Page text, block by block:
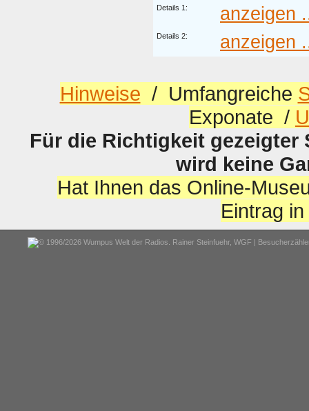
Details 1: anzeigen
Details 2: anzeigen
Hinweise / Umfangreiche
Exponate /
Für die Richtigkeit
wird keine
Hat Ihnen das Online-
Eintrag
© 1996/2026 Wumpus Welt der Radios. Rainer Steinfuehr, WGF |